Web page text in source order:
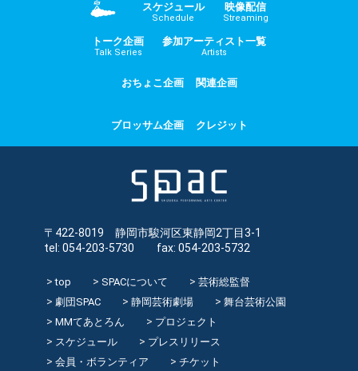
スケジュール
Schedule
映像配信
Streaming
トーク企画
Talk Series
参加アーティスト一覧
Artists
おちょこ企画 関連企画
ブロッサム企画 クレジット
〒422-8019 静岡市駿河区東静岡2丁目3-1
tel: 054-203-5730 fax: 054-203-5732
top SPACについて
芸術総監督
劇団SPAC
静岡芸術劇場
舞台芸術公園
MMてあとろん
プロジェクト
スケジュール
プレスリリース
会員・ボランティア
チケット